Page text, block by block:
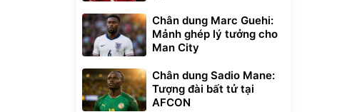
Chân dung Marc Guehi:
Mảnh ghép lý tưởng cho
Man City
Chân dung Sadio Mane:
Tượng đài bất tử tại
AFCON